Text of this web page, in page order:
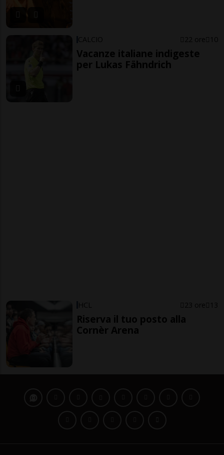
CALCIO 22 ore 10
Vacanze italiane indigeste
per Lukas Fähndrich
HCL 23 ore 13
Riserva il tuo posto alla
Cornèr Arena